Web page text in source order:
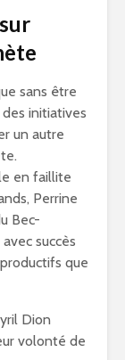
sans être
initiatives
un autre
en faillite
Perrine
Bec-
succès
que
Dion
volonté de